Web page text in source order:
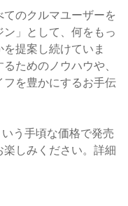
のクルマユーザーを
」として、何をもっ
提案し続けていま
ためのノウハウや、
を豊かにするお手伝
う手頃な価格で発売
しみください。詳細